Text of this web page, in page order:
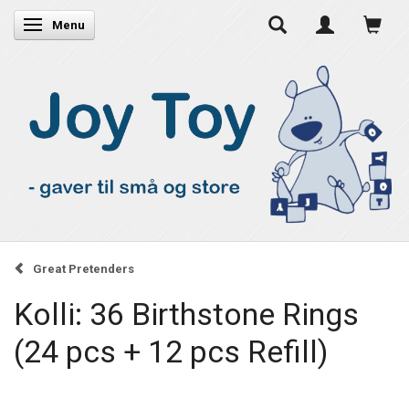
Skifte navigation
Menu
Great Pretenders
Kolli: 36 Birthstone Rings
(24 pcs + 12 pcs Refill)